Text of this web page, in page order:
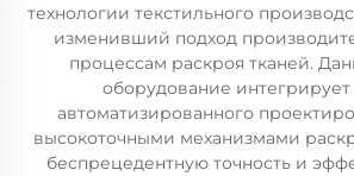
технологии текстильного
изменивший подход
процессам раскроя тканей.
оборудование
автоматизированного
высокоточными механизмами
беспрецедентную точность и